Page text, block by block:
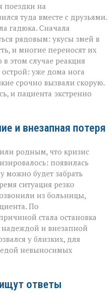
поездки на
туда вместе с друзьями.
гадюка. Сначала
рядовым: укусы змей в
и многие переносят их
этом случае реакция
уже дома нога
срочно вызвали скорую.
и пациента экстренно
и внезапная потеря
родным, что кризис
появилась
можно будет забрать
ситуация резко
из больницы,
По
стала остановка
надеждой и внезапной
у близких, для
невыносимых
ответы